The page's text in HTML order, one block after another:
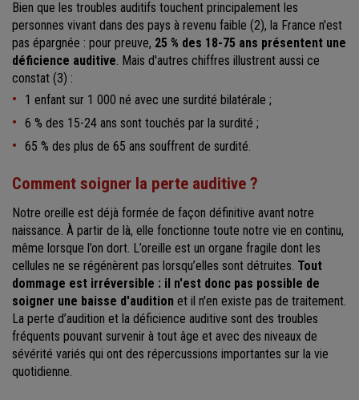
Bien que les troubles auditifs touchent principalement les
personnes vivant dans des pays à revenu faible (2), la France n'est
pas épargnée : pour preuve, 25 % des 18-75 ans présentent une
déficience auditive . Mais d'autres chiffres illustrent aussi ce
constat (3) :
1 enfant sur 1 000 né avec une surdité bilatérale ;
6 % des 15-24 ans sont touchés par la surdité ;
65 % des plus de 65 ans souffrent de surdité.
Comment soigner la perte auditive ?
Notre oreille est déjà formée de façon définitive avant notre
naissance. À partir de là, elle fonctionne toute notre vie en continu,
même lorsque l’on dort. L’oreille est un organe fragile dont les
cellules ne se régénèrent pas lorsqu’elles sont détruites. Tout
dommage est irréversible : il n'est donc pas possible de
soigner une baisse d'audition et il n'en existe pas de traitement.
La perte d’audition et la déficience auditive sont des troubles
fréquents pouvant survenir à tout âge et avec des niveaux de
sévérité variés qui ont des répercussions importantes sur la vie
quotidienne.